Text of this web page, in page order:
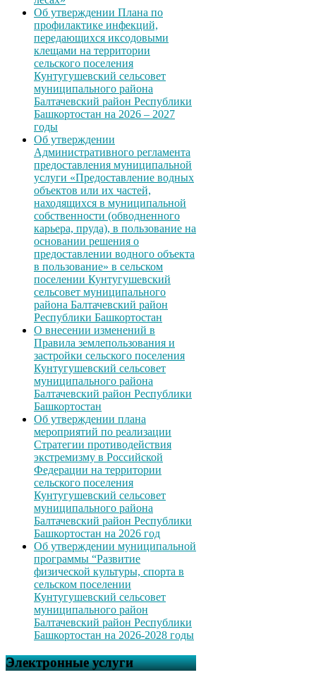
Об утверждении Плана по
профилактике инфекций,
передающихся иксодовыми
клещами на территории
сельского поселения
Кунтугушевский сельсовет
муниципального района
Балтачевский район Республики
Башкортостан на 2026 – 2027
годы
Об утверждении
Административного регламента
предоставления муниципальной
услуги «Предоставление водных
объектов или их частей,
находящихся в муниципальной
собственности (обводненного
карьера, пруда), в пользование на
основании решения о
предоставлении водного объекта
в пользование» в сельском
поселении Кунтугушевский
сельсовет муниципального
района Балтачевский район
Республики Башкортостан
О внесении изменений в
Правила землепользования и
застройки сельского поселения
Кунтугушевский сельсовет
муниципального района
Балтачевский район Республики
Башкортостан
Об утверждении плана
мероприятий по реализации
Стратегии противодействия
экстремизму в Российской
Федерации на территории
сельского поселения
Кунтугушевский сельсовет
муниципального района
Балтачевский район Республики
Башкортостан на 2026 год
Об утверждении муниципальной
программы “Развитие
физической культуры, спорта в
сельском поселении
Кунтугушевский сельсовет
муниципального район
Балтачевский район Республики
Башкортостан на 2026-2028 годы
Электронные услуги